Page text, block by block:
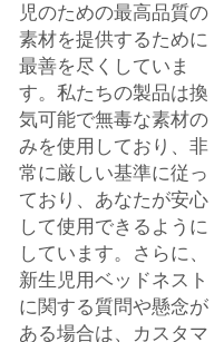
児のための最高品質の
素材を提供するために
最善を尽くしていま
す。私たちの製品は換
気可能で無毒な素材の
みを使用しており、非
常に厳しい基準に従っ
ており、あなたが安心
して使用できるように
しています。さらに、
新生児用ベッドネスト
に関する質問や懸念が
ある場合は、カスタマ